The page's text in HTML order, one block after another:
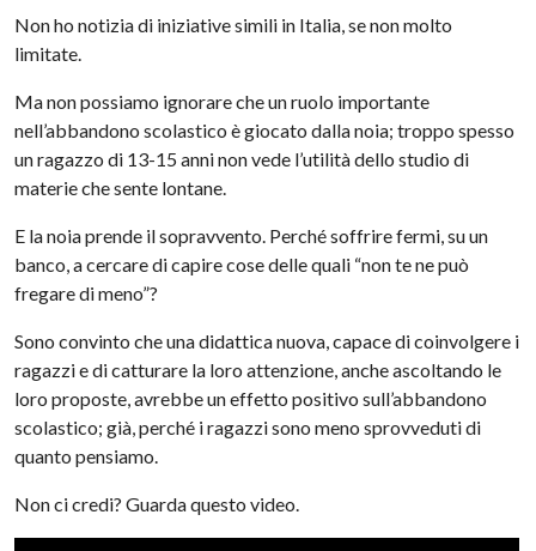
Non ho notizia di iniziative simili in Italia, se non molto
limitate.
Ma non possiamo ignorare che un ruolo importante
nell’abbandono scolastico è giocato dalla noia; troppo spesso
un ragazzo di 13-15 anni non vede l’utilità dello studio di
materie che sente lontane.
E la noia prende il sopravvento. Perché soffrire fermi, su un
banco, a cercare di capire cose delle quali “non te ne può
fregare di meno”?
Sono convinto che una didattica nuova, capace di coinvolgere i
ragazzi e di catturare la loro attenzione, anche ascoltando le
loro proposte, avrebbe un effetto positivo sull’abbandono
scolastico; già, perché i ragazzi sono meno sprovveduti di
quanto pensiamo.
Non ci credi? Guarda questo video.